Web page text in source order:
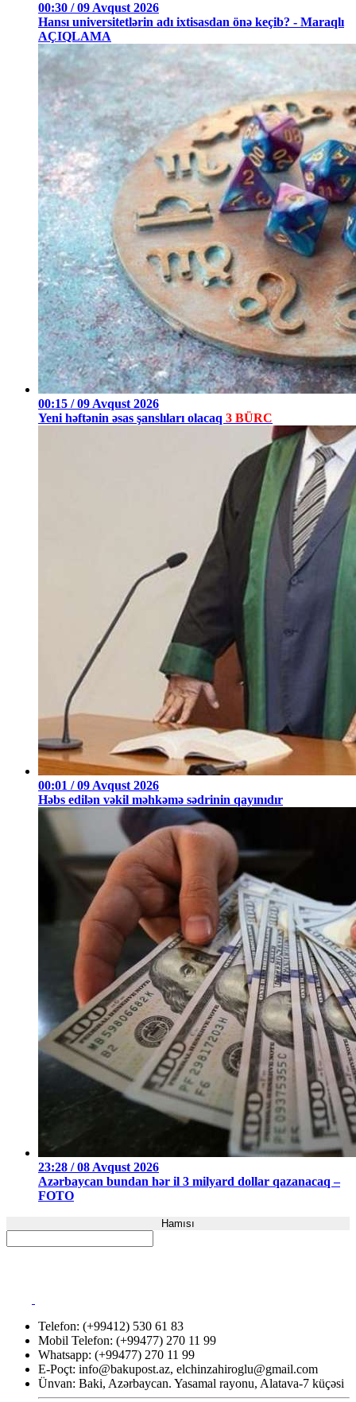
00:30 / 09 Avqust 2026
Hansı universitetlərin adı ixtisasdan önə keçib? - Maraqlı
AÇIQLAMA
00:15 / 09 Avqust 2026
Yeni həftənin əsas şanslıları olacaq 3 BÜRC
00:01 / 09 Avqust 2026
Həbs edilən vəkil məhkəmə sədrinin qayınıdır
23:28 / 08 Avqust 2026
Azərbaycan bundan hər il 3 milyard dollar qazanacaq –
FOTO
Hamısı
Telefon: (+99412) 530 61 83
Mobil Telefon: (+99477) 270 11 99
Whatsapp: (+99477) 270 11 99
E-Poçt: info@bakupost.az, elchinzahiroglu@gmail.com
Ünvan: Baki, Azərbaycan. Yasamal rayonu, Alatava-7 küçəsi